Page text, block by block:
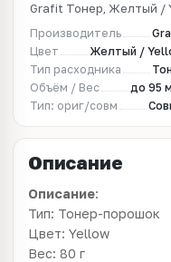
Grafit Тонер, Желтый /
Производитель
Цвет
Желтый /
Тип расходника
Объём / Вес
до 95
Тип: ориг/совм
Описание
Описание:
Тип: Тонер-порошок
Цвет: Yellow
Вес: 80 г